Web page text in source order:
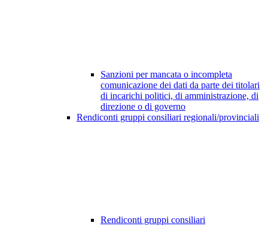
Sanzioni per mancata o incompleta
comunicazione dei dati da parte dei titolari
di incarichi politici, di amministrazione, di
direzione o di governo
Rendiconti gruppi consiliari regionali/provinciali
Rendiconti gruppi consiliari